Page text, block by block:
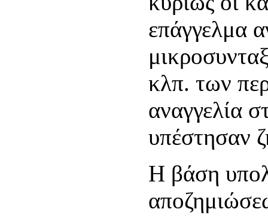
επάγγελμα
κλπ. των
αναγγελία
υπέστησαν
Η βάση